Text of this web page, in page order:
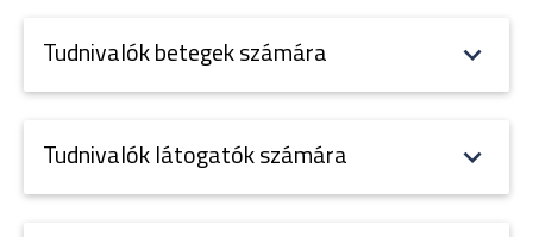
Tudnivalók betegek számára
Tudnivalók látogatók számára